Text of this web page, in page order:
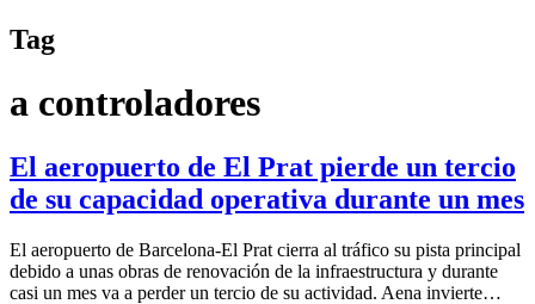
Tag
a controladores
El aeropuerto de El Prat pierde un tercio
de su capacidad operativa durante un mes
El aeropuerto de Barcelona-El Prat cierra al tráfico su pista principal
debido a unas obras de renovación de la infraestructura y durante
casi un mes va a perder un tercio de su actividad. Aena invierte…